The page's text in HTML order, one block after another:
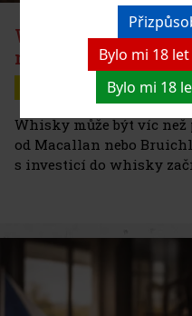
Bylo mi 18
Bylo mi 18
Whisky jako
mohou růst na ceně
Whisky a Whiskey
Whisky může být víc než
od Macallan nebo
s investicí do whisky